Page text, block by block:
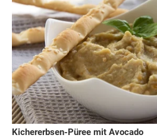
Kichererbsen-Püree mit Avocado